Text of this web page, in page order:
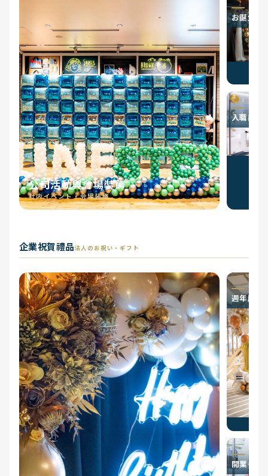
公司活動與會場裝飾
社内イベント・会場装飾
お誕生日
入職典禮
企業祝賀禮品法人のお祝い・ギフト
週年慶祝
開業·開